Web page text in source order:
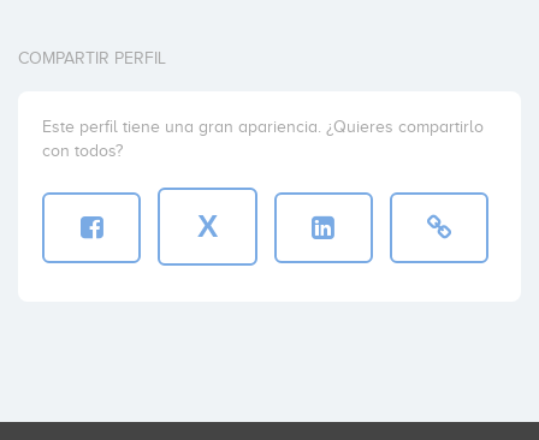
COMPARTIR PERFIL
Este perfil tiene una gran apariencia. ¿Quieres compartirlo
con todos?
X